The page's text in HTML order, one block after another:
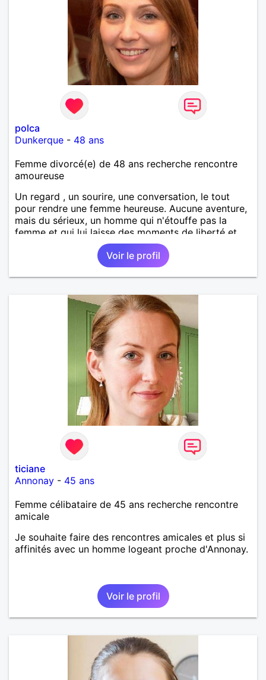
polca
Dunkerque - 48 ans
Femme divorcé(e) de 48 ans recherche rencontre
amoureuse
Un regard , un sourire, une conversation, le tout
pour rendre une femme heureuse. Aucune aventure,
mais du sérieux, un homme qui n'étouffe pas la
femme et qui lui laisse des moments de liberté et
Voir le profil
ticiane
Annonay - 45 ans
Femme célibataire de 45 ans recherche rencontre
amicale
Je souhaite faire des rencontres amicales et plus si
affinités avec un homme logeant proche d'Annonay.
Voir le profil